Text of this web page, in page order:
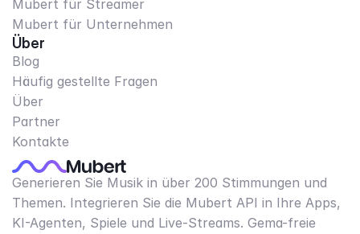
Mubert für Streamer
Mubert für Unternehmen
Über
Blog
Häufig gestellte Fragen
Über
Partner
Kontakte
Generieren Sie Musik in über 200 Stimmungen und
Themen. Integrieren Sie die Mubert API in Ihre Apps,
KI-Agenten, Spiele und Live-Streams. Gema-freie